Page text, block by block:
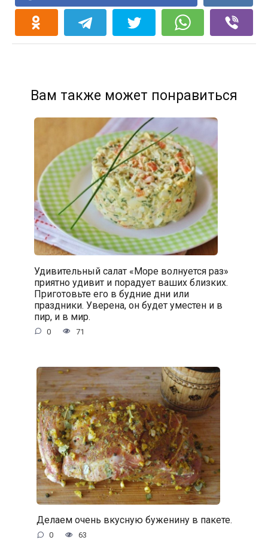
Вам также может понравиться
Удивительный салат «Море волнуется раз»
приятно удивит и порадует ваших близких.
Приготовьте его в будние дни или
праздники. Уверена, он будет уместен и в
пир, и в мир.
0 71
Делаем очень вкусную буженину в пакете.
0 63